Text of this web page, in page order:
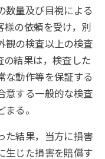
数量及び目視による
の依頼を受け，別
観の検査以上の検査
の結果は，検査した
な動作等を保証する
意する一般的な検査
る。
た結果，当方に損害
生じた損害を賠償す